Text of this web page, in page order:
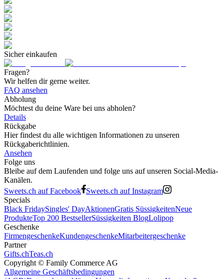
Sicher einkaufen
Fragen?
Wir helfen dir gerne weiter.
FAQ ansehen
Abholung
Möchtest du deine Ware bei uns abholen?
Details
Rückgabe
Hier findest du alle wichtigen Informationen zu unseren
Rückgaberichtlinien.
Ansehen
Folge uns
Bleibe auf dem Laufenden und folge uns auf unseren Social-Media-
Kanälen.
Sweets.ch auf Facebook
Sweets.ch auf Instagram
Specials
Black FridaySingles' DayAktionenGratis SüssigkeitenNeue
ProdukteTop 200 BestsellerSüssigkeiten BlogLolipop
Geschenke
FirmengeschenkeKundengeschenkeMitarbeitergeschenke
Partner
Gifts.chTeas.ch
Copyright © Family Commerce AG
Allgemeine Geschäftsbedingungen